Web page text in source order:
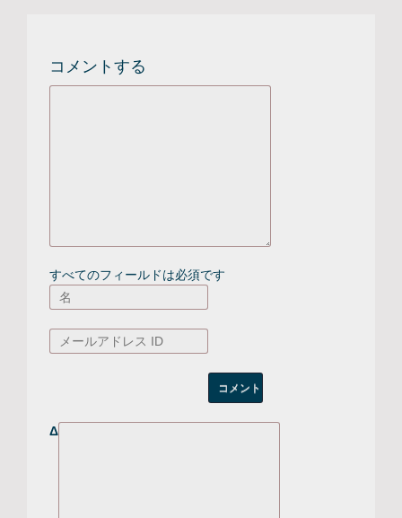
コメントする
すべてのフィールドは必須です
Δ